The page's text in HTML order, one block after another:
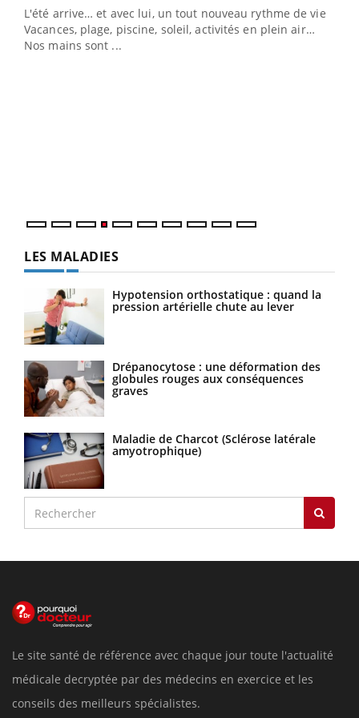
personnes atteintes de diabète, c'est une période de
questions, de défis, mais ...
LES MALADIES
Hypotension orthostatique : quand la
pression artérielle chute au lever
Drépanocytose : une déformation des
globules rouges aux conséquences
graves
Maladie de Charcot (Sclérose latérale
amyotrophique)
Le site santé de référence avec chaque jour toute l'actualité
médicale decryptée par des médecins en exercice et les
conseils des meilleurs spécialistes.